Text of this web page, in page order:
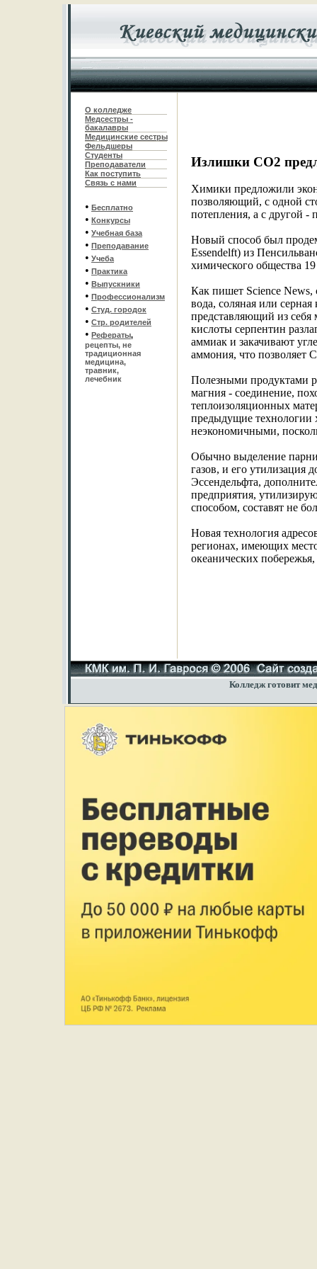
О колледже
Медсестры -
бакалавры
Медицинские сестры
Фельдшеры
Студенты
Преподаватели
Как поступить
Связь с нами
• Бесплатно
• Конкурсы
• Учебная база
• Преподавание
• Учеба
• Практика
• Выпускники
• Профессионализм
• Студ. городок
• Стр. родителей
• Рефераты,
рецепты, не
традиционная
медицина,
травник,
лечебник
Излишки СО2
Химики предложили
позволяющий, с одной
потепления, а с другой -
Новый способ был
Essendelft) из
химического общества 19
Как пишет Science News,
вода, соляная или
представляющий из себя
кислоты серпентин
аммиак и закачивают
аммония, что позволяет
Полезными продуктами
магния - соединение,
теплоизоляционных
предыдущие технологии
неэкономичными,
Обычно выделение
газов, и его утилизация
Эссендельфта,
предприятия,
способом, составят не
Новая технология
регионах, имеющих
океанических
Колледж готовит